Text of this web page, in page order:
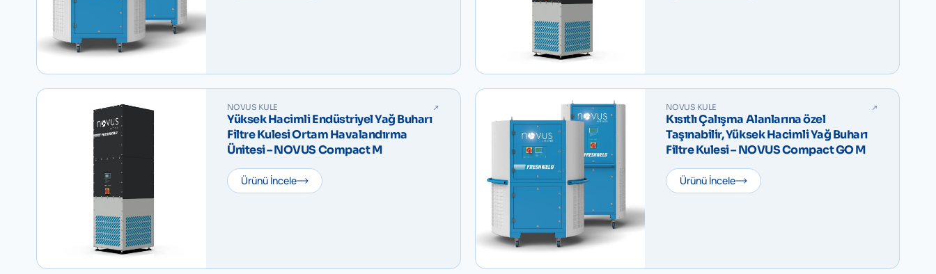
NOVUS KULE
Yüksek Hacimli Endüstriyel Yağ Buharı
Filtre Kulesi Ortam Havalandırma
Ünitesi – NOVUS Compact M
Ürünü İncele
NOVUS KULE
Kısıtlı Çalışma Alanlarına özel
Taşınabilir, Yüksek Hacimli Yağ Buharı
Filtre Kulesi – NOVUS Compact GO M
Ürünü İncele